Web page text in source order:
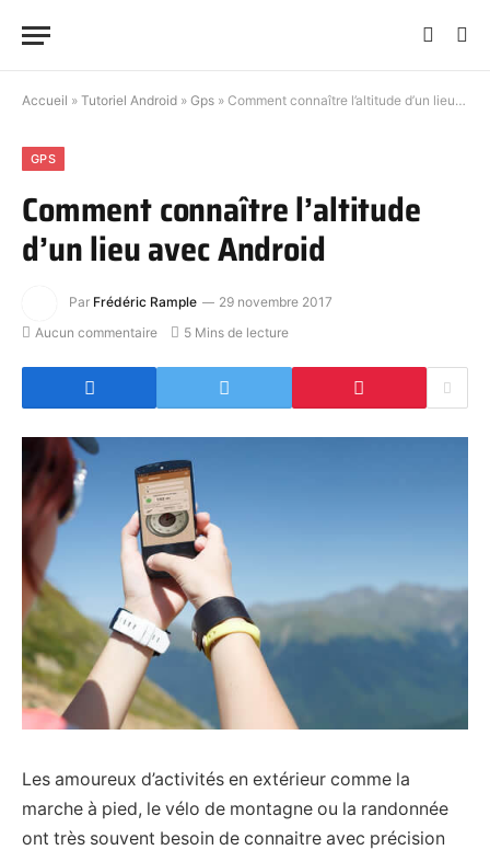
Accueil » Tutoriel Android » Gps » Comment connaître l’altitude d’un lieu avec Android
GPS
Comment connaître l’altitude
d’un lieu avec Android
Par Frédéric Rample
29 novembre 2017
Aucun commentaire
5 Mins de lecture
Les amoureux d’activités en extérieur comme la
marche à pied, le vélo de montagne ou la randonnée
ont très souvent besoin de connaitre avec précision